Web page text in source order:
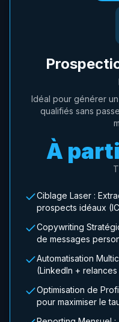
Idéal pour générer
qualifiés sans
À
Ciblage Laser :
prospects idéaux
Copywriting
de messages
Automatisation
(LinkedIn +
Optimisation de
pour maximiser le